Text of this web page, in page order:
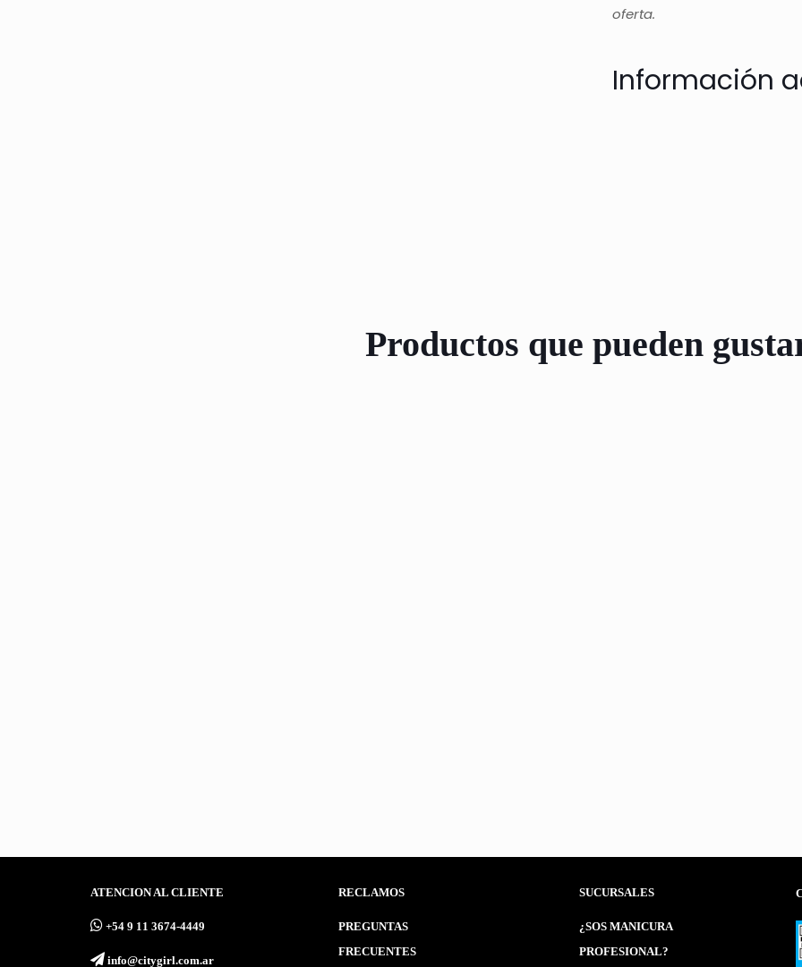
oferta.
Información
Productos que pueden
ATENCION AL CLIENTE
ㅤ+54 9 11 3674-4449
ㅤinfo@citygirl.com.ar
RECLAMOS
PREGUNTAS
FRECUENTES
SUCURSALES
¿SOS MANICURA
PROFESIONAL?